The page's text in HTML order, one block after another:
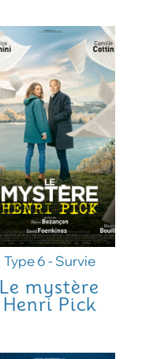
Type 6 - Survie
Le mystère
Henri Pick